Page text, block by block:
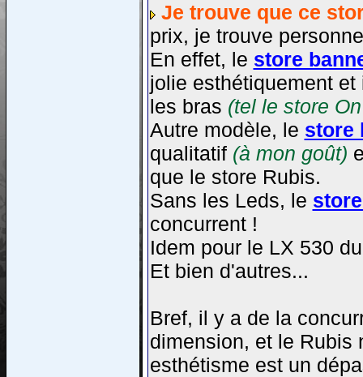
Je trouve que ce
prix, je trouve
En effet, le store
jolie esthétiquement
les bras (tel le store
Autre modèle, le store
qualitatif (à mon goût)
que le store Rubis.
Sans les Leds, le
concurrent !
Idem pour le LX 530
Et bien d'autres...
Bref, il y a de la
dimension, et le Rubis
esthétisme est un